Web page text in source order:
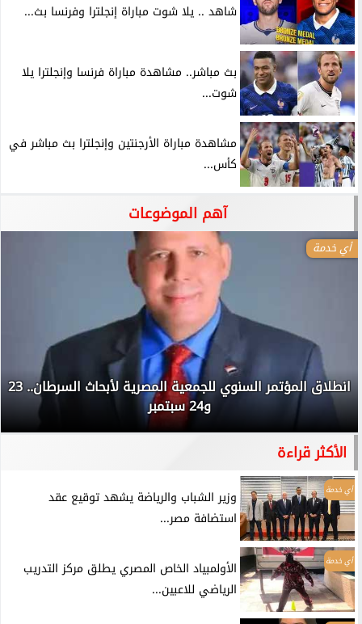
شاهد .. يلا شوت مباراة إنجلترا وفرنسا بث...
بث مباشر.. مشاهدة مباراة فرنسا وإنجلترا يلا
شوت...
مشاهدة مباراة الأرجنتين وإنجلترا بث مباشر في
كأس...
آهم الموضوعات
أي خدمة
انطلاق المؤتمر السنوي للجمعية المصرية لأبحاث السرطان.. 23
و24 سبتمبر
الأكثر قراءة
أي خدمة
وزير الشباب والرياضة يشهد توقيع عقد
استضافة مصر...
أي خدمة
الأولمبياد الخاص المصري يطلق مركز التدريب
الرياضي للاعبين...